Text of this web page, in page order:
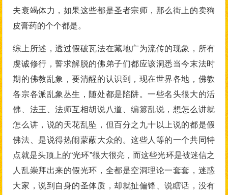
夫衰竭体力，如果这些都是圣者宗师，那么街上的卖狗
皮膏药的个个都是。
综上所述，透过假破瓦法在藏地广为流传的现象，所有
虔诚修行，誓求解脱的佛弟子们都应该洞悉当今末法时
期的佛教乱象，要清醒的认识到，现在世界各地，佛教
各宗各派乱象丛生，随处都是陷阱。一些名头很大的活
佛、法王、法师互相胡说八道、编篡乱说，想怎么讲就
怎么讲，说的天花乱坠，但百分之九十以上说的都是假
佛法、是说得热闹蒙蔽大众的。这些人等的一个共同特
点就是头顶上的“光环”很大很亮，而这些光环是被迷信之
人乱崇拜出来的假光环，全都是空洞理论一套套，迷惑
大家，说到自身的圣体质，却就扯偏锋、说瞎话，没有